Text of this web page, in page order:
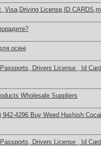
,Visa,Driving License,ID
осені
Drivers License , Id
Wholesale Suppliers
942-4296 Buy Weed Hashish
Drivers License , Id